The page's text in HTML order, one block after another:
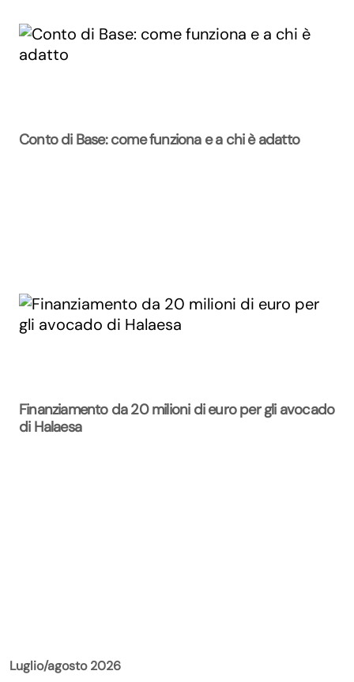
Conto di Base: come funziona e a chi è adatto
Finanziamento da 20 milioni di euro per gli avocado
di Halaesa
Luglio/agosto 2026